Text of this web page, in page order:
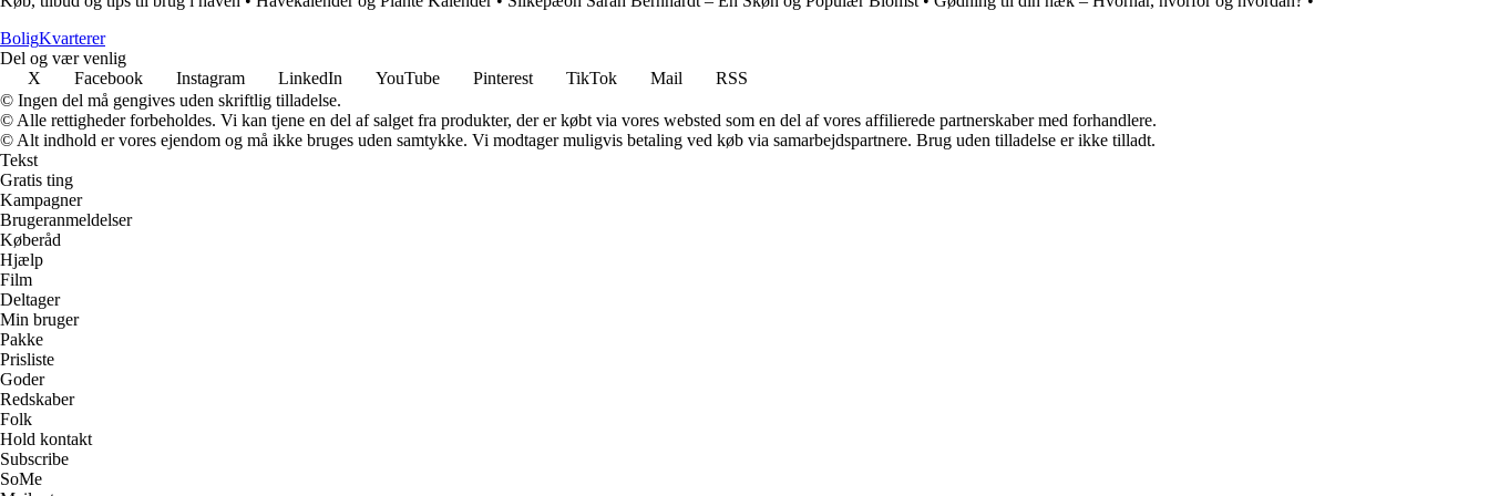
BoligKvarterer
Del og vær venlig
X
Facebook Instagram LinkedIn YouTube Pinterest TikTok Mail
RSS
© Ingen del må gengives uden skriftlig tilladelse.
© Alle rettigheder forbeholdes. Vi kan tjene en del af salget fra produkter, der er købt via vores websted som en del af vores affilierede partnerskaber med forhandlere.
© Alt indhold er vores ejendom og må ikke bruges uden samtykke. Vi modtager muligvis betaling ved køb via samarbejdspartnere. Brug uden tilladelse er ikke tilladt.
Tekst
Gratis ting
Kampagner
Brugeranmeldelser
Køberåd
Hjælp
Film
Deltager
Min bruger
Pakke
Prisliste
Goder
Redskaber
Folk
Hold kontakt
Subscribe
SoMe